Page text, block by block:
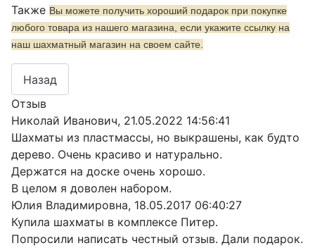
Также Вы можете получить хороший подарок при покупке
любого товара из нашего магазина, если укажите ссылку на
наш шахматный магазин на своем сайте.
Отзыв
Николай Иванович, 21.05.2022 14:56:41
Шахматы из пластмассы, но выкрашены, как будто
дерево. Очень красиво и натурально.
Держатся на доске очень хорошо.
В целом я доволен набором.
Юлия Владимировна, 18.05.2017 06:40:27
Купила шахматы в комплексе Питер.
Попросили написать честный отзыв. Дали подарок.